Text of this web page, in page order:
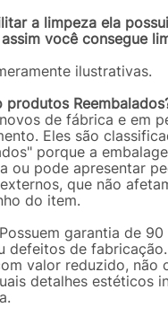
a limpeza ela
você consegue
ilustrativas.
produtos
de fábrica e em
Eles são
porque a
ou pode apresentar
que não
do item.
Possuem garantia de
defeitos de
valor reduzido, não
detalhes estéticos